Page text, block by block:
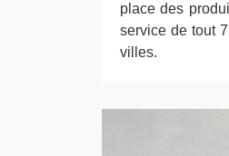
place des
service de tout
villes.